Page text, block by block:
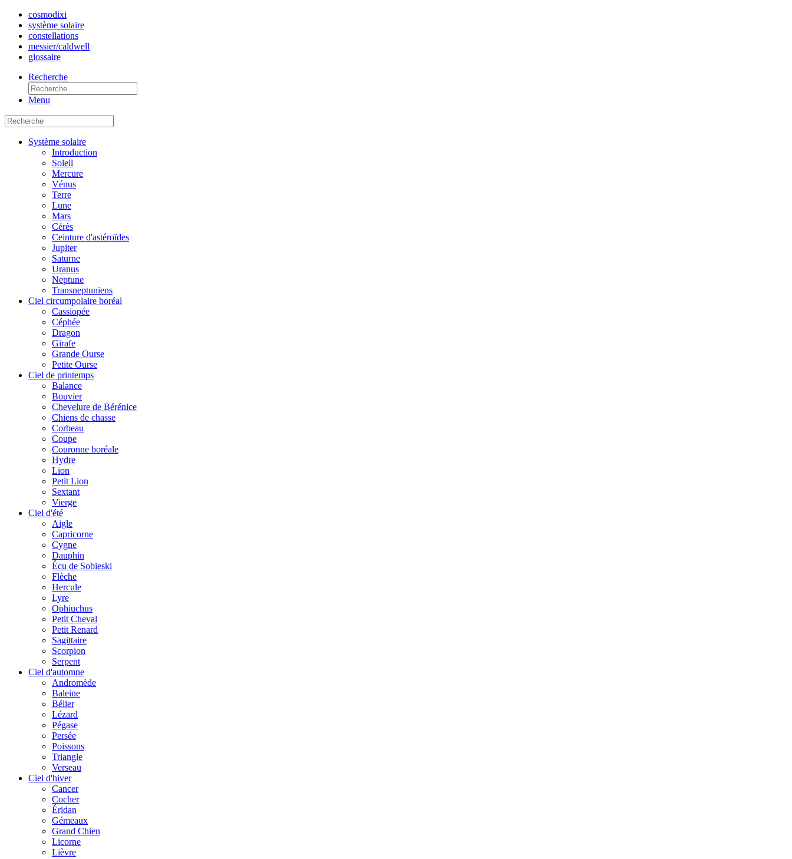
cosmodixi
système solaire
constellations
messier/caldwell
glossaire
Recherche
Menu
Système solaire
Introduction
Soleil
Mercure
Vénus
Terre
Lune
Mars
Cérès
Ceinture d'astéroïdes
Jupiter
Saturne
Uranus
Neptune
Transneptuniens
Ciel circumpolaire boréal
Cassiopée
Céphée
Dragon
Girafe
Grande Ourse
Petite Ourse
Ciel de printemps
Balance
Bouvier
Chevelure de Bérénice
Chiens de chasse
Corbeau
Coupe
Couronne boréale
Hydre
Lion
Petit Lion
Sextant
Vierge
Ciel d'été
Aigle
Capricorne
Cygne
Dauphin
Écu de Sobieski
Flèche
Hercule
Lyre
Ophiuchus
Petit Cheval
Petit Renard
Sagittaire
Scorpion
Serpent
Ciel d'automne
Andromède
Baleine
Bélier
Lézard
Pégase
Persée
Poissons
Triangle
Verseau
Ciel d'hiver
Cancer
Cocher
Éridan
Gémeaux
Grand Chien
Licorne
Lièvre